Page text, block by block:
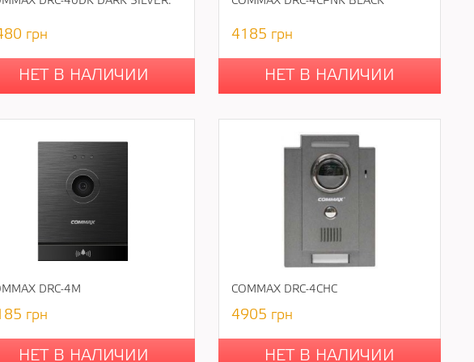
грн
НЕТ В НАЛИЧИИ
4185 грн
НЕТ В НАЛИЧИИ
DRC-4M
грн
НЕТ В НАЛИЧИИ
COMMAX DRC-4CHC
4905 грн
НЕТ В НАЛИЧИИ